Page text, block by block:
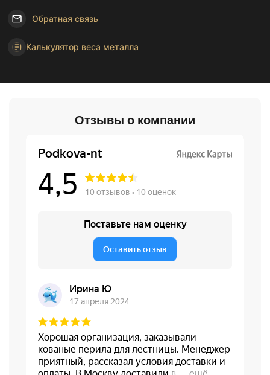
Обратная связь
Калькулятор веса металла
Отзывы о компании